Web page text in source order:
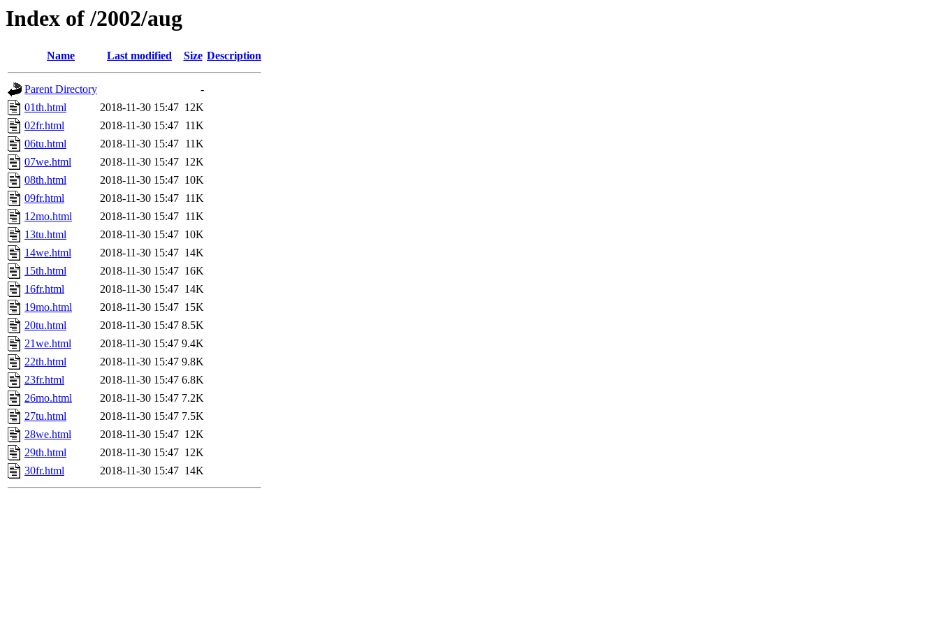
Index of /2002/aug
Name Last modified Size Description
Parent Directory
-
01th.html
2018-11-30 15:47 12K
02fr.html
2018-11-30 15:47 11K
06tu.html
2018-11-30 15:47 11K
07we.html
2018-11-30 15:47 12K
08th.html
2018-11-30 15:47 10K
09fr.html
2018-11-30 15:47 11K
12mo.html
2018-11-30 15:47 11K
13tu.html
2018-11-30 15:47 10K
14we.html
2018-11-30 15:47 14K
15th.html
2018-11-30 15:47 16K
16fr.html
2018-11-30 15:47 14K
19mo.html
2018-11-30 15:47 15K
20tu.html
2018-11-30 15:47 8.5K
21we.html
2018-11-30 15:47 9.4K
22th.html
2018-11-30 15:47 9.8K
23fr.html
2018-11-30 15:47 6.8K
26mo.html
2018-11-30 15:47 7.2K
27tu.html
2018-11-30 15:47 7.5K
28we.html
2018-11-30 15:47 12K
29th.html
2018-11-30 15:47 12K
30fr.html
2018-11-30 15:47 14K